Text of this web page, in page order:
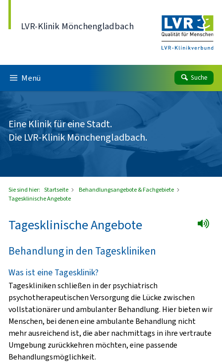
LVR-Klinik Mönchengladbach
Menü Suche
Eine Klinik für eine Stadt.
Die LVR-Klinik Mönchengladbach.
Sie sind hier: Startseite
Behandlungsangebote & Fachgebiete
Tagesklinische Angebote
Tagesklinische Angebote
Behandlung in den Tageskliniken
Was ist eine Tagesklinik?
Tageskliniken schließen in der psychiatrisch
psychotherapeutischen Versorgung die Lücke zwischen
vollstationärer und ambulanter Behandlung. Hier bieten wir
Menschen, bei denen eine ambulante Behandlung nicht
mehr ausreichend ist, die aber nachmittags in ihre vertraute
Umgebung zurückkehren möchten, eine passende
Behandlungsmöglichkeit.